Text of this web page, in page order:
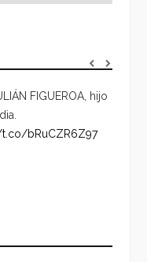
FIGUEROA, hijo
bRuCZR6Z97